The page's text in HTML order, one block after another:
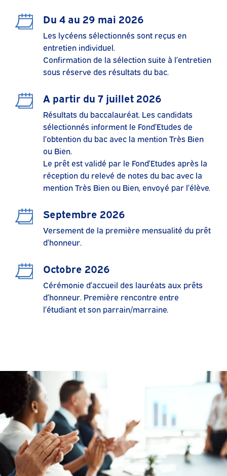
Du 4 au 29 mai 2026
Les lycéens sélectionnés sont reçus en
entretien individuel.
Confirmation de la sélection suite à l’entretien
sous réserve des résultats du bac.
A partir du 7 juillet 2026
Résultats du baccalauréat. Les candidats
sélectionnés informent le Fond’Etudes de
l’obtention du bac avec la mention Très Bien
ou Bien.
Le prêt est validé par le Fond’Etudes après la
réception du relevé de notes du bac avec la
mention Très Bien ou Bien, envoyé par l’élève.
Septembre 2026
Versement de la première mensualité du prêt
d’honneur.
Octobre 2026
Cérémonie d’accueil des lauréats aux prêts
d’honneur. Première rencontre entre
l’étudiant et son parrain/marraine.